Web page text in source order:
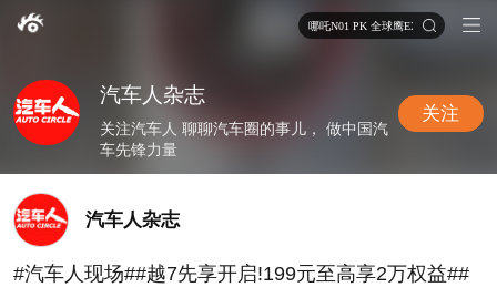
哪吒N01 PK 全球鹰EX3
汽车人杂志
关注汽车人 聊聊汽车圈的事儿， 做中国汽
车先锋力量
关注
汽车人杂志
#汽车人现场##越7先享开启!199元至高享2万权益##